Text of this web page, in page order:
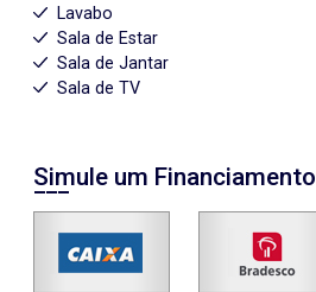
Lavabo
Sala de Estar
Sala de Jantar
Sala de TV
Simule um Financiamento